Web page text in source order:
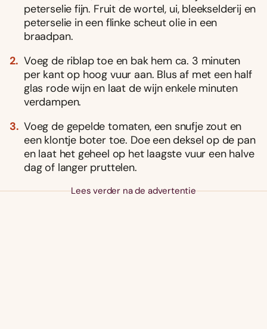
peterselie fijn. Fruit de wortel, ui, bleekselderij en
peterselie in een flinke scheut olie in een
braadpan.
Voeg de riblap toe en bak hem ca. 3 minuten
per kant op hoog vuur aan. Blus af met een half
glas rode wijn en laat de wijn enkele minuten
verdampen.
Voeg de gepelde tomaten, een snufje zout en
een klontje boter toe. Doe een deksel op de pan
en laat het geheel op het laagste vuur een halve
dag of langer pruttelen.
Lees verder na de advertentie